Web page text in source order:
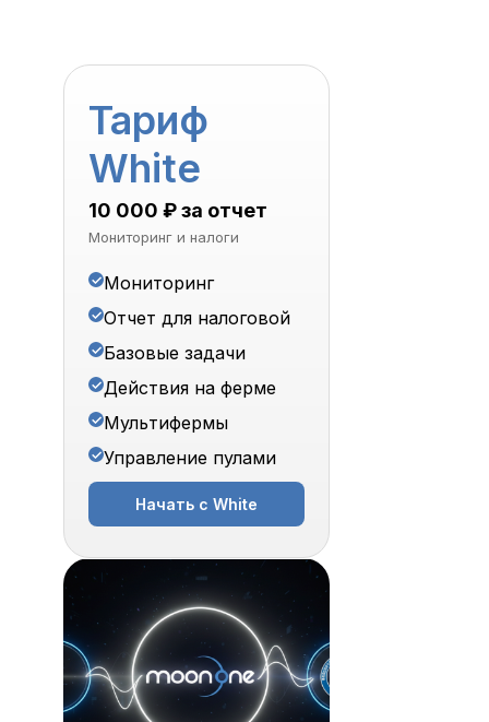
Тариф
White
10 000 ₽ за отчет
Мониторинг и налоги
Мониторинг
Отчет для налоговой
Базовые задачи
Действия на ферме
Мультифермы
Управление пулами
Начать с White